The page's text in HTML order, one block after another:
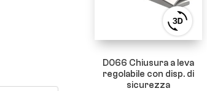
View
3D
product
D066 Chiusura a leva
regolabile con disp. di
sicurezza